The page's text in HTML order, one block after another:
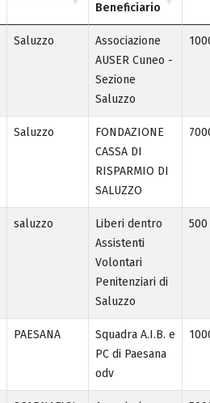
Beneficiario
Saluzzo
Associazione
AUSER Cuneo -
Sezione
Saluzzo
Saluzzo
FONDAZIONE
CASSA DI
RISPARMIO DI
SALUZZO
saluzzo
Liberi dentro
Assistenti
Volontari
Penitenziari di
Saluzzo
500
PAESANA
Squadra A.I.B. e
PC di Paesana
odv